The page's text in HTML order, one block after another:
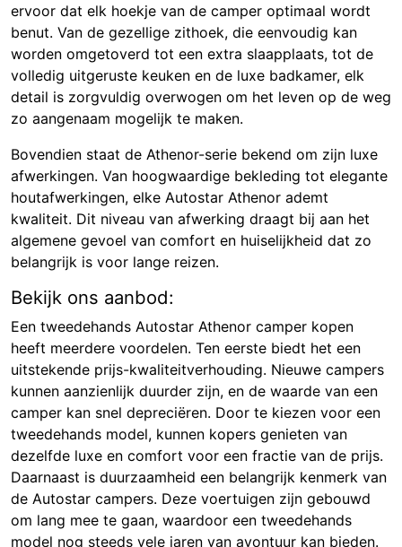
ervoor dat elk hoekje van de camper optimaal wordt
benut. Van de gezellige zithoek, die eenvoudig kan
worden omgetoverd tot een extra slaapplaats, tot de
volledig uitgeruste keuken en de luxe badkamer, elk
detail is zorgvuldig overwogen om het leven op de weg
zo aangenaam mogelijk te maken.
Bovendien staat de Athenor-serie bekend om zijn luxe
afwerkingen. Van hoogwaardige bekleding tot elegante
houtafwerkingen, elke Autostar Athenor ademt
kwaliteit. Dit niveau van afwerking draagt bij aan het
algemene gevoel van comfort en huiselijkheid dat zo
belangrijk is voor lange reizen.
Bekijk ons aanbod:
Een tweedehands Autostar Athenor camper kopen
heeft meerdere voordelen. Ten eerste biedt het een
uitstekende prijs-kwaliteitverhouding. Nieuwe campers
kunnen aanzienlijk duurder zijn, en de waarde van een
camper kan snel depreciëren. Door te kiezen voor een
tweedehands model, kunnen kopers genieten van
dezelfde luxe en comfort voor een fractie van de prijs.
Daarnaast is duurzaamheid een belangrijk kenmerk van
de Autostar campers. Deze voertuigen zijn gebouwd
om lang mee te gaan, waardoor een tweedehands
model nog steeds vele jaren van avontuur kan bieden.